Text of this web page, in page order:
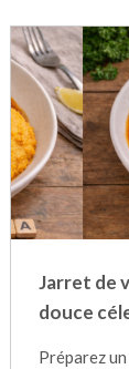
Jarret de
douce
Préparez